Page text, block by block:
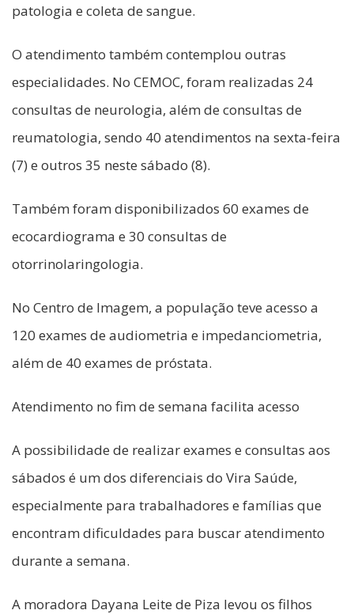
patologia e coleta de sangue.
O atendimento também contemplou outras
especialidades. No CEMOC, foram realizadas 24
consultas de neurologia, além de consultas de
reumatologia, sendo 40 atendimentos na sexta-feira
(7) e outros 35 neste sábado (8).
Também foram disponibilizados 60 exames de
ecocardiograma e 30 consultas de
otorrinolaringologia.
No Centro de Imagem, a população teve acesso a
120 exames de audiometria e impedanciometria,
além de 40 exames de próstata.
Atendimento no fim de semana facilita acesso
A possibilidade de realizar exames e consultas aos
sábados é um dos diferenciais do Vira Saúde,
especialmente para trabalhadores e famílias que
encontram dificuldades para buscar atendimento
durante a semana.
A moradora Dayana Leite de Piza levou os filhos